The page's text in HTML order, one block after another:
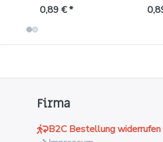
Pflegeprodukte.
0,89 € *
Firma
B2C Bestellung widerrufen